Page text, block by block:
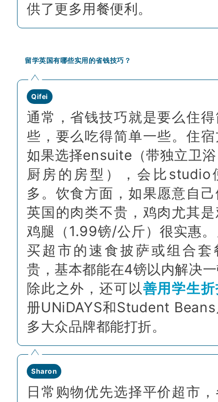
供了更多用餐便利。
留学英国有哪些实用的省钱技巧？
Qifei
通常，省钱技巧就是要么住
些，要么吃得简单一些。住
如果选择ensuite（带独立卫
厨房的房型），会比studio
多。饮食方面，如果愿意自
英国的肉类不贵，鸡肉尤其
鸡腿（1.99镑/公斤）很实惠
买超市的速食披萨或组合套
贵，基本都能在4镑以内解决
除此之外，还可以善用学生
册UNiDAYS和Student
多大众品牌都能打折。
Sharon
日常购物优先选择平价超市